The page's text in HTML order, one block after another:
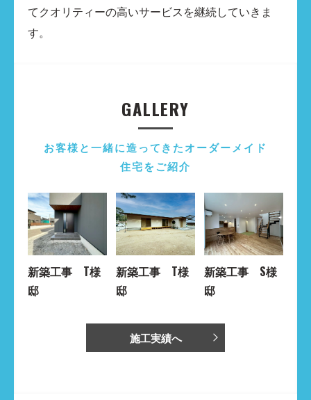
てクオリティーの高いサービスを継続していきま
す。
お客様と一緒に造ってきたオーダーメイド
住宅をご紹介
GALLERY
新築工事 T様
邸
新築工事 T様
邸
新築工事 S様
邸
施工実績へ